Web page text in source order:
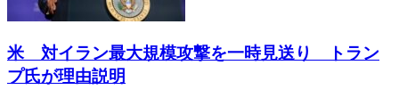
米 対イラン最大規模攻撃を一時見送り トラン
プ氏が理由説明